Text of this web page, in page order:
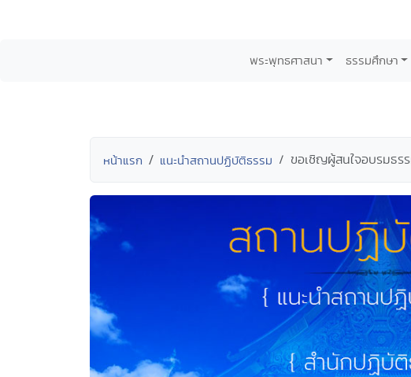
พระพุทธศาสนา ธรรมศึกษา
หน้าแรก แนะนำสถานปฏิบัติธรรม ขอเชิญผู้สนใจอบรมธรร